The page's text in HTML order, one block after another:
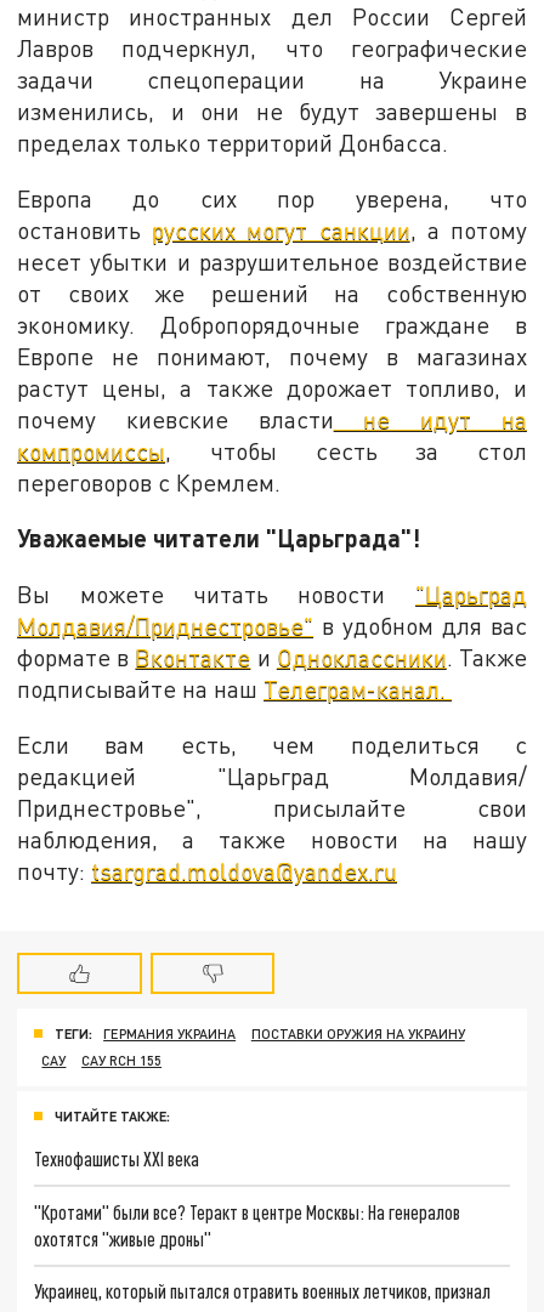
министр иностранных дел России Сергей
Лавров подчеркнул, что географические
задачи спецоперации на Украине
изменились, и они не будут завершены в
пределах только территорий Донбасса.
Европа до сих пор уверена, что
остановить русских могут санкции , а потому
несет убытки и разрушительное воздействие
от своих же решений на собственную
экономику. Добропорядочные граждане в
Европе не понимают, почему в магазинах
растут цены, а также дорожает топливо, и
почему киевские власти не идут на
компромиссы , чтобы сесть за стол
переговоров с Кремлем.
Уважаемые читатели "Царьграда"!
Вы можете читать новости "Царьград
Молдавия/Приднестровье" в удобном для вас
формате в Вконтакте и Одноклассники. Также
подписывайте на наш Телеграм-канал.
Если вам есть, чем поделиться с
редакцией "Царьград Молдавия/
Приднестровье", присылайте свои
наблюдения, а также новости на нашу
почту: tsargrad.moldova@yandex.ru
ТЕГИ: ГЕРМАНИЯ УКРАИНА
ПОСТАВКИ ОРУЖИЯ НА УКРАИНУ
САУ
САУ RCH 155
ЧИТАЙТЕ ТАКЖЕ:
Технофашисты XXI века
"Кротами" были все? Теракт в центре Москвы: На генералов
охотятся "живые дроны"
Украинец, который пытался отравить военных летчиков, признал